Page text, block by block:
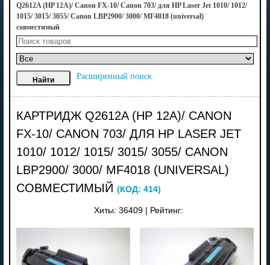
Q2612A (HP 12A)/ Canon FX-10/ Canon 703/ для HP Laser Jet 1010/ 1012/
1015/ 3015/ 3055/ Canon LBP2900/ 3000/ MF4018 (universal)
совместимый
Расширенный поиск
КАРТРИДЖ Q2612A (HP 12A)/ CANON
FX-10/ CANON 703/ ДЛЯ HP LASER JET
1010/ 1012/ 1015/ 3015/ 3055/ CANON
LBP2900/ 3000/ MF4018 (UNIVERSAL)
СОВМЕСТИМЫЙ (КОД: 414)
Хиты: 36409 Рейтинг: